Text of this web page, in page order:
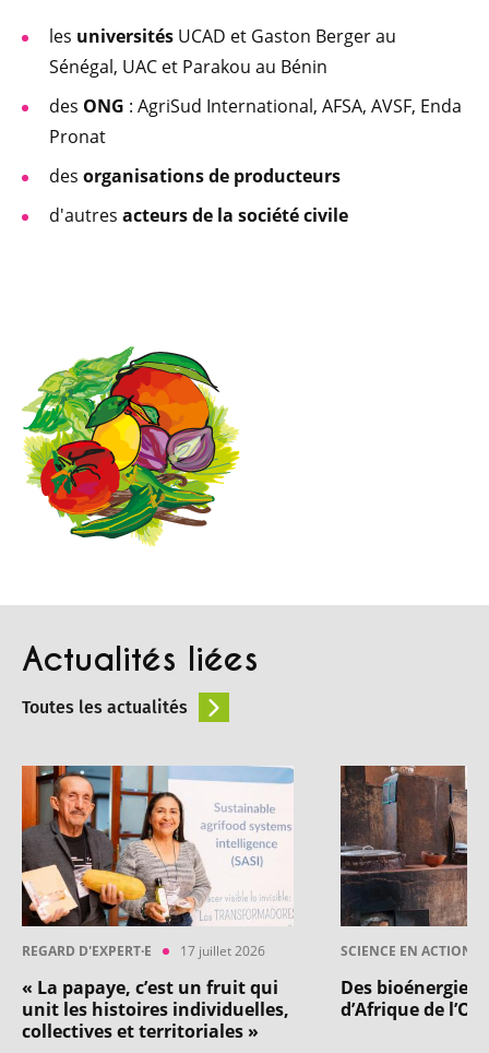
les universités UCAD et Gaston Berger au
Sénégal, UAC et Parakou au Bénin
des ONG : AgriSud International, AFSA, AVSF, Enda
Pronat
des organisations de producteurs
d'autres acteurs de la société civile
Actualités liées
Toutes les actualités
REGARD D'EXPERT·E 17 juillet 2026
« La papaye, c’est un fruit qui
unit les histoires individuelles,
collectives et territoriales »
SCIENCE EN ACTION
Des bioénergies
d’Afrique de